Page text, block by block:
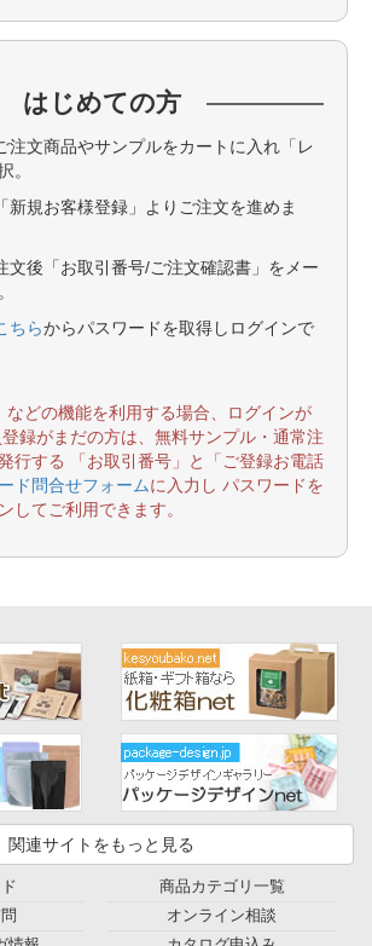
はじめての方
注文商品やサンプルをカートに入れ「レ
。
新規お客様登録」よりご注文を進めま
文後「お取引番号/ご注文確認書」をメー
ちらからパスワードを取得しログインで
などの機能を利用する場合、ログインが
録がまだの方は、無料サンプル・通常注
行する 「お取引番号」と「ご登録お電話
ド問合せフォームに入力し パスワードを
してご利用できます。
関連サイトをもっと見る
商品カテゴリ一覧
オンライン相談